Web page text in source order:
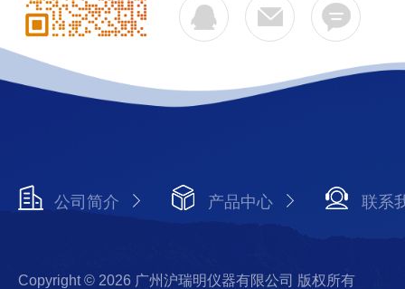
公司简介 产品中心 联系
Copyright © 2026 广州沪瑞明仪器有限公司 版权所有